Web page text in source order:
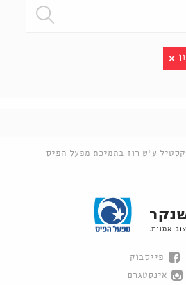
ע"ש רוז בתמיכת מפעל הפיס
פייסבוק
אינסטגרם